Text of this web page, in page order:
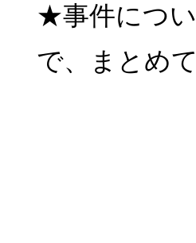
★事件につい
で、まとめ